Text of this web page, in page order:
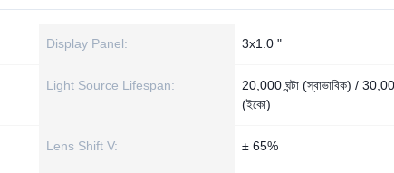
Display Panel: 3x1.0 "
Light Source Lifespan:
20,000 ঘন্টা (স্বাভাবিক) /
(ইকো)
Lens Shift V: ± 65%